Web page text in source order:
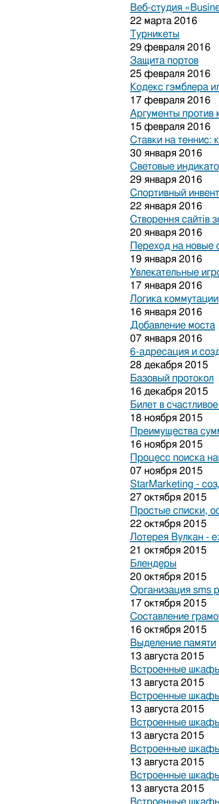
Веб-студия
22 марта 2016
Турникеты
29 февраля 2016
Защита портов
25 февраля 2016
Кодекс гэмблера
17 февраля 2016
Аргументы против
15 февраля 2016
Ставки на теннис:
30 января 2016
Световые
29 января 2016
Спортивный
22 января 2016
Створення сайтів
20 января 2016
Переход на новые
19 января 2016
Увлекательные
17 января 2016
Логика коммутации
16 января 2016
Добавление моста
07 января 2016
6-адресация и
28 декабря 2015
Базовый протокол
16 декабря 2015
Билет в
18 ноября 2015
Преимущества
16 ноября 2015
Процесс поиска
07 ноября 2015
StarMarketing -
27 октября 2015
Простые списки,
22 октября 2015
Лотерея Вулкан -
21 октября 2015
Блендеры
20 октября 2015
Организация sms
17 октября 2015
Составление
16 октября 2015
Выделение памяти
13 августа 2015
Встроенные
13 августа 2015
Встроенные
13 августа 2015
Встроенные
13 августа 2015
Встроенные
13 августа 2015
Встроенные
13 августа 2015
Встроенные